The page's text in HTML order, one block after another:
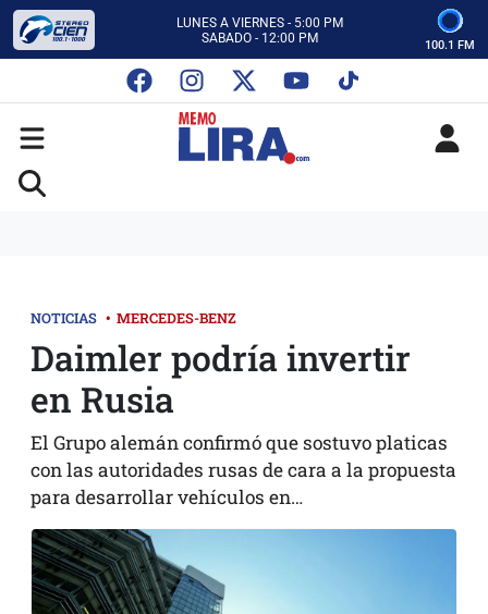
LUNES A VIERNES - 5:00 PM
SABADO - 12:00 PM
CON MEMO LIRA Y SU EQUIPO
LUNES A VIERNES - 5:00 PM
SABADO - 12:00 PM
100.1 FM
NOTICIAS • MERCEDES-BENZ
Daimler podría invertir
en Rusia
El Grupo alemán confirmó que sostuvo platicas
con las autoridades rusas de cara a la propuesta
para desarrollar vehículos en…